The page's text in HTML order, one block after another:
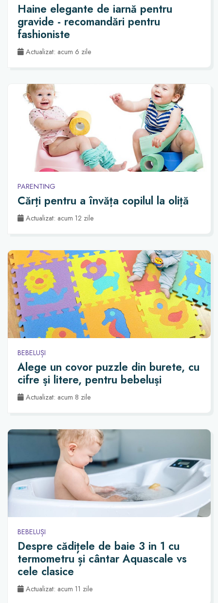
Haine elegante de iarnă pentru
gravide - recomandări pentru
fashioniste
Actualizat: acum 6 zile
PARENTING
Cărți pentru a învăța copilul la oliță
Actualizat: acum 12 zile
BEBELUȘI
Alege un covor puzzle din burete, cu
cifre și litere, pentru bebeluși
Actualizat: acum 8 zile
BEBELUȘI
Despre cădițele de baie 3 in 1 cu
termometru și cântar Aquascale vs
cele clasice
Actualizat: acum 11 zile